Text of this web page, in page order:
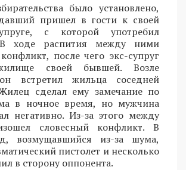
было установлено,
пришел в гости к своей
с которой употребил
В ходе распития между ними
после чего экс-супруг
своей бывшей. Возле
встретил жильца соседней
сделал ему замечание по
в ночное время, но мужчина
негативно. Из-за этого между
словесный конфликт. В
возмущавшийся из-за шума,
пистолет и несколько
в сторону оппонента.